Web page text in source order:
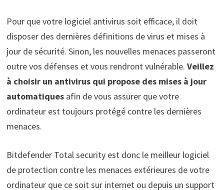
Pour que votre logiciel antivirus soit efficace, il doit
disposer des dernières définitions de virus et mises à
jour de sécurité. Sinon, les nouvelles menaces passeront
outre vos défenses et vous rendront vulnérable. Veillez
à choisir un antivirus qui propose des mises à jour
automatiquesafin de vous assurer que votre
ordinateur est toujours protégé contre les dernières
menaces.
Bitdefender Total security est donc le meilleur logiciel
de protection contre les menaces extérieures de votre
ordinateur que ce soit sur internet ou depuis un support